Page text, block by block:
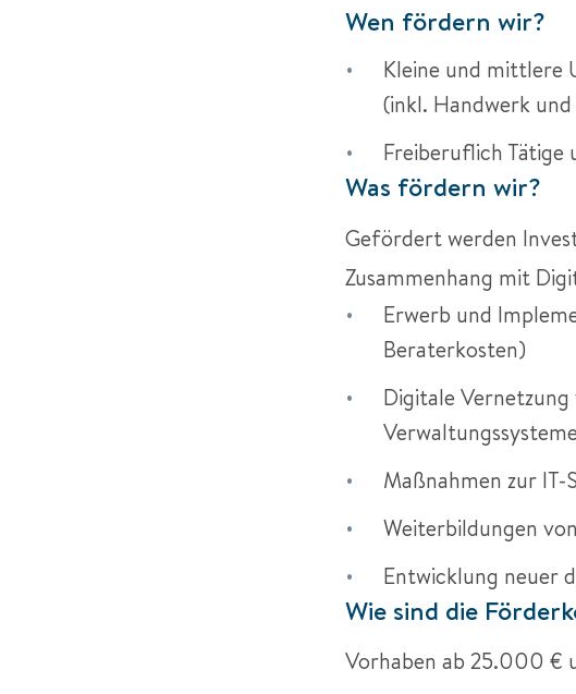
Wen fördern wir?
Kleine und mittlere
(inkl. Handwerk
Freiberuflich Tätige
Was fördern wir?
Gefördert werden
Zusammenhang mit
Erwerb und
Beraterkosten)
Digitale
Maßnahmen zur IT-
Weiterbildungen
Entwicklung neuer
Wie sind die
Vorhaben ab 25.000 €